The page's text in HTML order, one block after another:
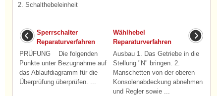
2. Schalthebeleinheit
Sperrschalter
Reparaturverfahren
PRÜFUNG Die folgenden
Punkte unter Bezugnahme auf
das Ablaufdiagramm für die
Überprüfung überprüfen. ...
Wählhebel
Reparaturverfahren
Ausbau 1. Das Getriebe in die
Stellung "N" bringen. 2.
Manschetten von der oberen
Konsolenabdeckung abnehmen
und Regler sowie ...